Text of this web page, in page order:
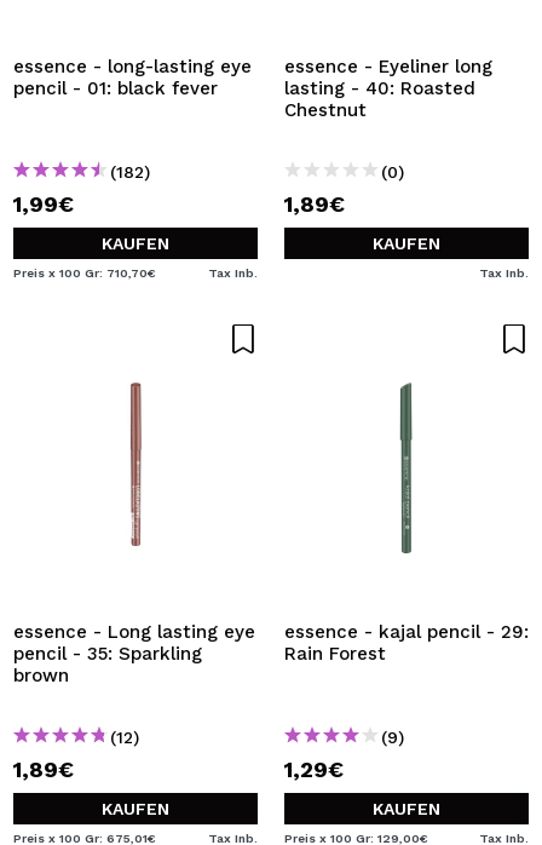
Durch die Erstellung eines Kontos bei Maquillalia.de
können Sie Ihre Einkäufe schnell tätigen, den Status Ihrer
BENUTZERKONTO ERSTELLEN
essence - long-lasting eye
pencil - 01: black fever
(182)
1,99€
KAUFEN
Preis x 100 Gr: 710,70€ Tax Inb.
essence - Eyeliner long
lasting - 40: Roasted
Chestnut
(0)
1,89€
KAUFEN
Tax Inb.
essence - Long lasting eye
pencil - 35: Sparkling
brown
(12)
1,89€
KAUFEN
Preis x 100 Gr: 675,01€ Tax Inb.
essence - kajal pencil - 29:
Rain Forest
(9)
1,29€
KAUFEN
Preis x 100 Gr: 129,00€ Tax Inb.